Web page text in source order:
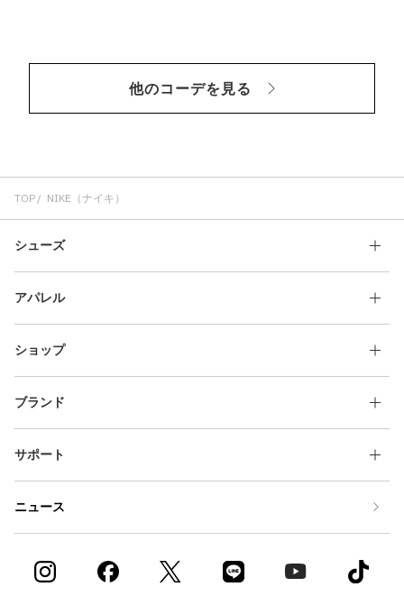
他のコーデを見る
TOP NIKE（ナイキ）
シューズ
アパレル
ショップ
ブランド
サポート
ニュース